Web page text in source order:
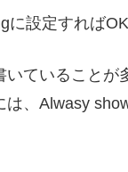
設定すればOK
ていることが
、Alwasy